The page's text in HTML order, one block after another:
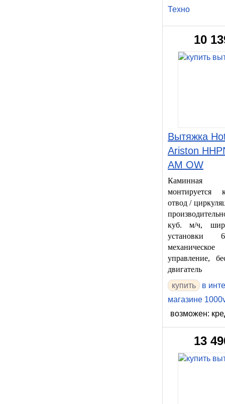
Техно
10
Вытяжка
Ariston
AM OW
Каминная
монтируется
отвод /
куб. м/ч,
установки
механическое
управление,
двигатель
в
магазине
возможен:
13